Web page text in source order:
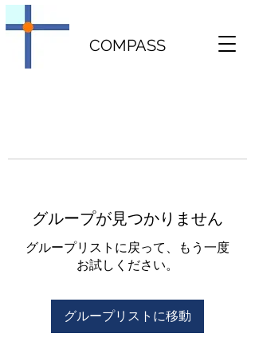
COMPASS
グループが見つかりません
グループリストに戻って、もう一度
お試しください。
グループリストに移動